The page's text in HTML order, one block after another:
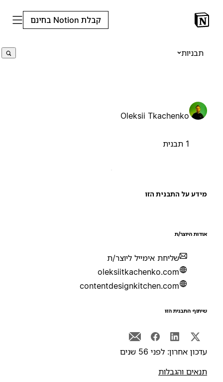
קבלת Notion בחינם
תבניות
Oleksii Tkachenko
על התבנית הזו
היוצר/ת
שליחת אימייל ליוצר/ת
oleksiitkachenko.com
contentdesignkitchen.com
התבנית הזו
אחרון: לפני 56 שנים
והגבלות